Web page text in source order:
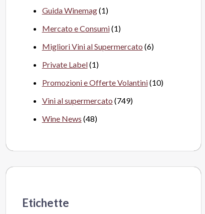
Guida Winemag(1)
Mercato e Consumi(1)
Migliori Vini al Supermercato (6)
Private Label(1)
Promozioni e Offerte Volantini(10)
Vini al supermercato (749)
Wine News (48)
Etichette